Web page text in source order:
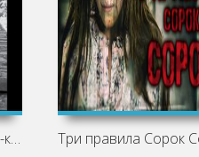
Майк Олдфилд в кресле-качалке. Записки